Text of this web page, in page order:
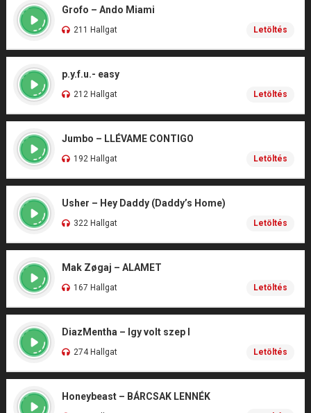
Grofo – Ando Miami
211 Hallgat Letöltés
p.y.f.u.- easy
212 Hallgat Letöltés
Jumbo – LLÉVAME CONTIGO
192 Hallgat Letöltés
Usher – Hey Daddy (Daddy’s Home)
322 Hallgat Letöltés
Mak Zøgaj – ALAMET
167 Hallgat Letöltés
DiazMentha – Igy volt szep I
274 Hallgat Letöltés
Honeybeast – BÁRCSAK LENNÉK